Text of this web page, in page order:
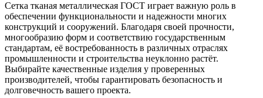
Сетка тканая металлическая ГОСТ играет важную роль в
обеспечении функциональности и надежности многих
конструкций и сооружений. Благодаря своей прочности,
многообразию форм и соответствию государственным
стандартам, её востребованность в различных отраслях
промышленности и строительства неуклонно растёт.
Выбирайте качественные изделия у проверенных
производителей, чтобы гарантировать безопасность и
долговечность вашего проекта.